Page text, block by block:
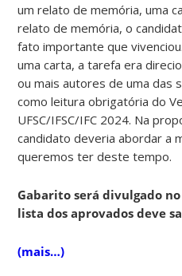
um relato de memória, uma
relato de memória, o
fato importante que
uma carta, a tarefa era
ou mais autores de uma das
como leitura obrigatória do
UFSC/IFSC/IFC 2024. Na
candidato deveria abordar a
queremos ter deste tempo.
Gabarito será divulgado
lista dos aprovados deve
(mais…)